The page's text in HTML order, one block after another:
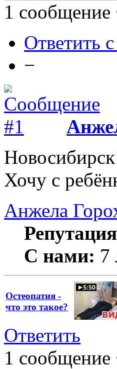
1 сообщение
Ответить
−
Хочу с
Анжела
С нами: 7
Остеопатия -
что это такое?
Ответить
1 сообщение